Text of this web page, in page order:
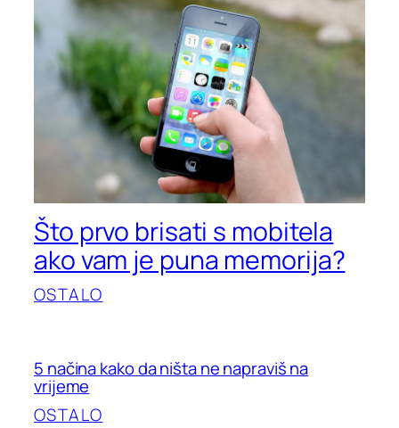
Što prvo brisati s mobitela
ako vam je puna memorija?
OSTALO
5 načina kako da ništa ne napraviš na
vrijeme
OSTALO